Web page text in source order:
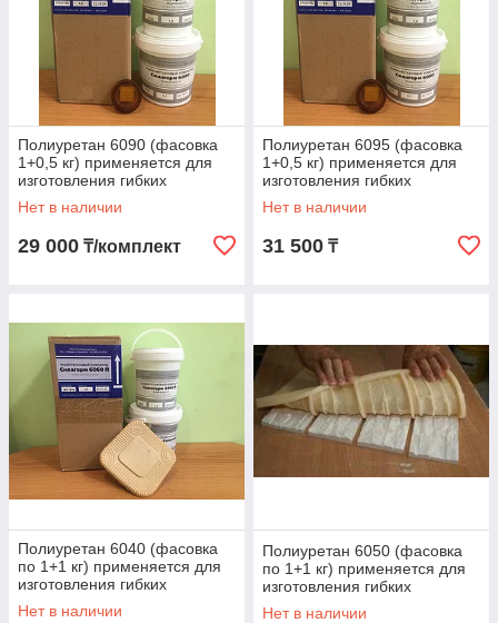
Полиуретан 6090 (фасовка
1+0,5 кг) применяется для
изготовления гибких
литьевых форм Алматы
Нет в наличии
29 000 ₸/комплект
Полиуретан 6095 (фасовка
1+0,5 кг) применяется для
изготовления гибких
литьевых форм Алматы
Нет в наличии
31 500 ₸
Полиуретан 6040 (фасовка
по 1+1 кг) применяется для
изготовления гибких
литьевых форм Алматы
Нет в наличии
Полиуретан 6050 (фасовка
по 1+1 кг) применяется для
изготовления гибких
литьевых форм Алматы
Нет в наличии